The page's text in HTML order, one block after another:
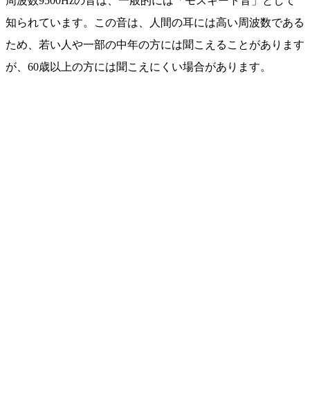
知られています。この音は、人間の耳には高い周波数である
ため、若い人や一部の中年の方には聞こえることがあります
が、60歳以上の方には聞こえにくい場合があります。